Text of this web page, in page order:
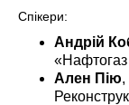
Спікери:
Андрій
«Нафтогаз
Ален Пію,